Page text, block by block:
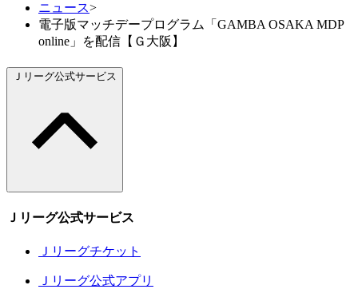
ニュース>
電子版マッチデープログラム「GAMBA OSAKA MDP
online」を配信【Ｇ大阪】
Ｊリーグ公式サービス
Ｊリーグ公式サービス
Ｊリーグチケット
Ｊリーグ公式アプリ